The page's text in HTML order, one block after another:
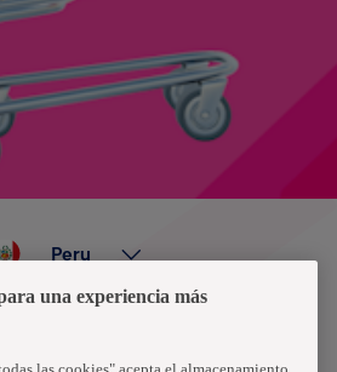
privacidad de datos
Peru
una experiencia más